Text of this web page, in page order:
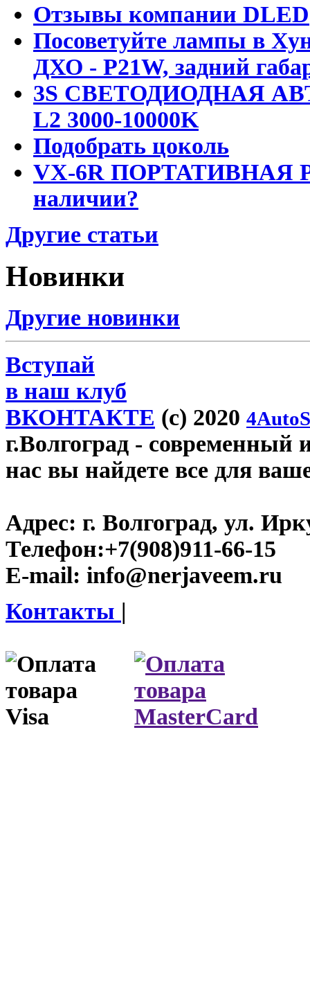
Отзывы компании DLED
Посоветуйте лампы в
ДХО - P21W, задний
3S СВЕТОДИОДНАЯ
L2 3000-10000K
Подобрать цоколь
VX-6R ПОРТАТИВНАЯ
наличии?
Другие статьи
Новинки
Другие новинки
Вступай
в наш клуб
ВКОНТАКТЕ (c) 2020
г.Волгоград - современный
нас вы найдете все для
Адрес: г. Волгоград, ул.
Телефон:+7(908)911-66-15
E-mail: info@nerjaveem.ru
Контакты |